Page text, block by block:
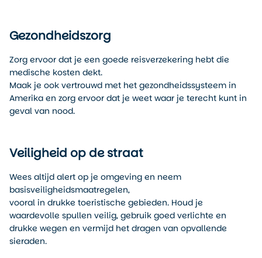
Gezondheidszorg
Zorg ervoor dat je een goede reisverzekering hebt die
medische kosten dekt.
Maak je ook vertrouwd met het gezondheidssysteem in
Amerika en zorg ervoor dat je weet waar je terecht kunt in
geval van nood.
Veiligheid op de straat
Wees altijd alert op je omgeving en neem
basisveiligheidsmaatregelen,
vooral in drukke toeristische gebieden. Houd je
waardevolle spullen veilig, gebruik goed verlichte en
drukke wegen en vermijd het dragen van opvallende
sieraden.